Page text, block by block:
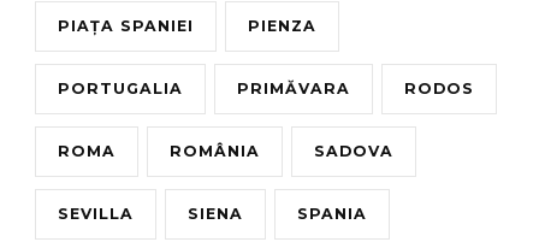
PIAȚA SPANIEI PIENZA
PORTUGALIA PRIMĂVARA RODOS
ROMA ROMÂNIA SADOVA
SEVILLA SIENA SPANIA